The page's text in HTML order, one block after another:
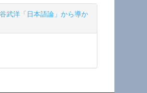
武洋「日本語論」から導か